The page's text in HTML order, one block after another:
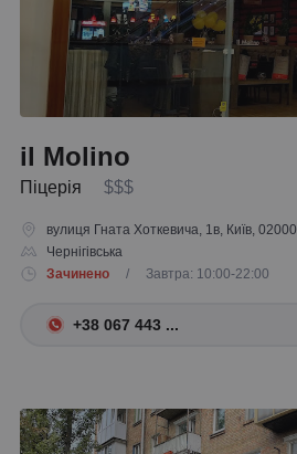
il Molino
Піцерія $$$
вулиця Гната Хоткевича, 1в, Київ, 02000
Чернігівська
Зачинено
/ Завтра: 10:00-22:00
+38 067 443 ...